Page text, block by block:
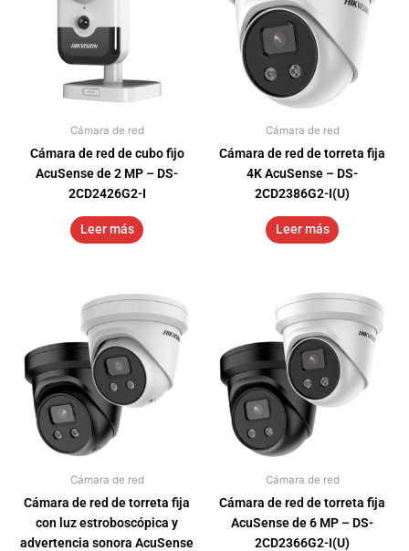
Cámara de red
Cámara de red de cubo fijo
AcuSense de 2 MP – DS-
2CD2426G2-I
Leer más
Cámara de red
Cámara de red de torreta fija
4K AcuSense – DS-
2CD2386G2-I(U)
Leer más
Cámara de red
Cámara de red de torreta fija
con luz estroboscópica y
advertencia sonora AcuSense
Cámara de red
Cámara de red de torreta fija
AcuSense de 6 MP – DS-
2CD2366G2-I(U)